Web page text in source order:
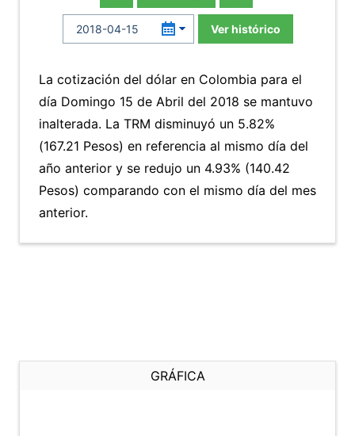
Ver histórico
La cotización del dólar en Colombia para el
día Domingo 15 de Abril del 2018 se mantuvo
inalterada. La TRM disminuyó un 5.82%
(167.21 Pesos) en referencia al mismo día del
año anterior y se redujo un 4.93% (140.42
Pesos) comparando con el mismo día del mes
anterior.
GRÁFICA